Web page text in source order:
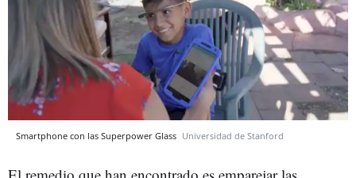
Smartphone con las Superpower Glass Universidad de Stanford